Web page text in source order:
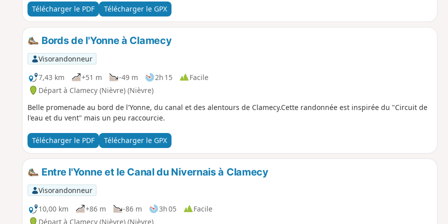
Télécharger le PDF Télécharger le GPX
Bords de l'Yonne à Clamecy
Visorandonneur
7,43 km
+51 m -49 m 2h 15
Facile
Départ à Clamecy (Nièvre) (Nièvre)
Belle promenade au bord de l'Yonne, du canal et des alentours de Clamecy.Cette randonnée est inspirée du "Circuit de
l'eau et du vent" mais un peu raccourcie.
Télécharger le PDF Télécharger le GPX
Entre l'Yonne et le Canal du Nivernais à Clamecy
Visorandonneur
10,00 km
+86 m -86 m 3h 05
Facile
Départ à Clamecy (Nièvre) (Nièvre)